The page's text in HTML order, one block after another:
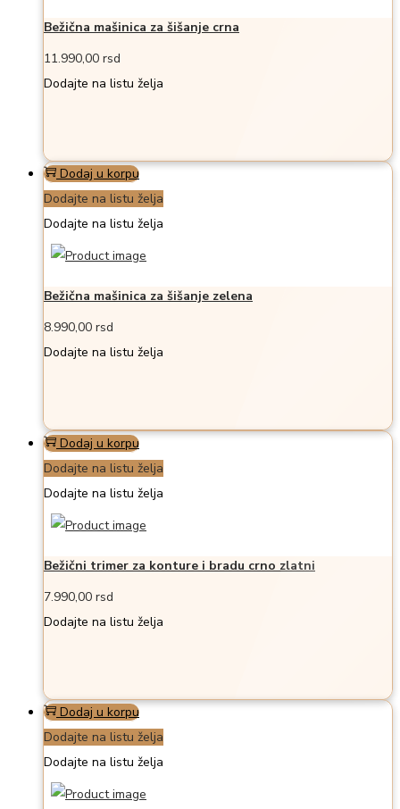
Bežična mašinica za šišanje crna
11.990,00 rsd
Dodajte na listu želja
Dodaj u korpu
Dodajte na listu želja
Dodajte na listu želja
Bežična mašinica za šišanje zelena
8.990,00 rsd
Dodajte na listu želja
Dodaj u korpu
Dodajte na listu želja
Dodajte na listu želja
Bežični trimer za konture i bradu crno zlatni
7.990,00 rsd
Dodajte na listu želja
Dodaj u korpu
Dodajte na listu želja
Dodajte na listu želja